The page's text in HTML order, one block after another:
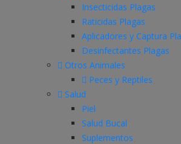
Insecticidas Plagas
Raticidas Plagas
Aplicadores y Captura
Desinfectantes Plagas
Otros Animales
Peces y Reptiles
Salud
Piel
Salud Bucal
Suplementos